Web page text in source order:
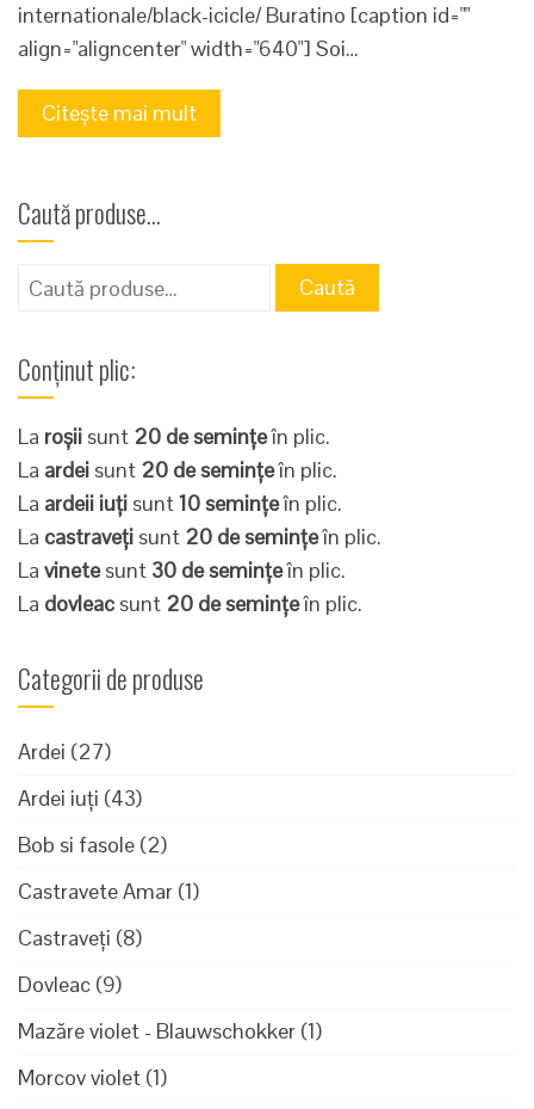
internationale/black-icicle/ Buratino [caption id=""
align="aligncenter" width="640"] Soi…
Citește mai mult
Caută produse…
Caută
Caută
Conținut plic:
La roșii sunt 20 de semințeîn plic.
La ardei sunt 20 de semințeîn plic.
La ardeii iuți sunt10 semințeîn plic.
La castraveți sunt 20 de semințeîn plic.
La vinetesunt 30 de semințeîn plic.
La dovleac sunt 20 de semințeîn plic.
Categorii de produse
Ardei (27)
Ardei iuți (43)
Bob si fasole (2)
Castravete Amar (1)
Castraveți (8)
Dovleac (9)
Mazăre violet - Blauwschokker (1)
Morcov violet (1)